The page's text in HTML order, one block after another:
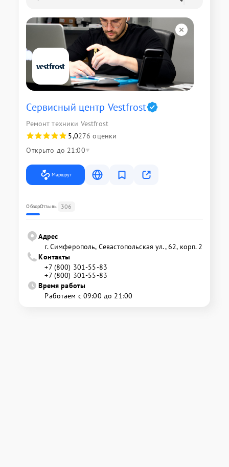
Сервисный центр Vestfrost
Ремонт техники Vestfrost
5,0276 оценки
Открыто до 21:00
Маршрут
ОбзорОтзывы 306
Адрес
г. Симферополь, Севастопольская ул., 62, корп. 2
Контакты
+7 (800) 301-55-83
+7 (800) 301-55-83
Время работы
Работаем с 09:00 до 21:00